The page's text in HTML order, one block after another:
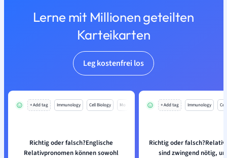
Lerne mit Millionen geteilten
Karteikarten
Leg kostenfrei los
+ Add tag Immunology Cell Biology Mo
Richtig oder falsch?Englische
Relativpronomen können sowohl
+ Add tag Immunology
Richtig oder
sind zwingend nötig,